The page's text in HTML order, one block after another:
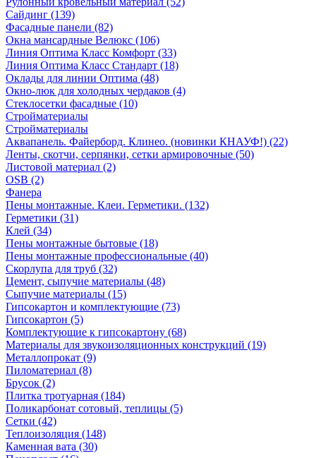
Сайдинг (139)
Фасадные панели (82)
Окна мансардные Велюкс (106)
Линия Оптима Класс Комфорт (33)
Линия Оптима Класс Стандарт (18)
Оклады для линии Оптима (48)
Окно-люк для холодных чердаков (4)
Стеклосетки фасадные (10)
Стройматериалы
Стройматериалы
Аквапанель. Файерборд. Клинео. (новинки КНАУФ!) (22)
Ленты, скотчи, серпянки, сетки армировочные (50)
Листовой материал (2)
OSB (2)
Фанера
Пены монтажные. Клеи. Герметики. (132)
Герметики (31)
Клей (34)
Пены монтажные бытовые (18)
Пены монтажные профессиональные (40)
Скорлупа для труб (32)
Цемент, сыпучие материалы (48)
Сыпучие материалы (15)
Гипсокартон и комплектующие (73)
Гипсокартон (5)
Комплектующие к гипсокартону (68)
Материалы для звукоизоляционных конструкций (19)
Металлопрокат (9)
Пиломатериал (8)
Брусок (2)
Плитка тротуарная (184)
Поликарбонат сотовый, теплицы (5)
Сетки (42)
Теплоизоляция (148)
Каменная вата (30)